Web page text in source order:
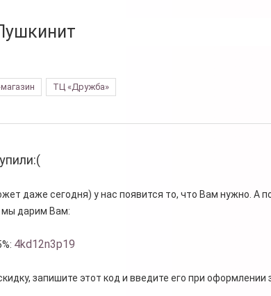
ТЦ «Дружба»
даже сегодня) у нас появится то, что Вам нужно. А
мы дарим Вам:
4kd12n3p19
запишите этот код и введите его при оформлении